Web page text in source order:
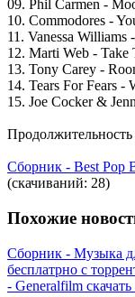
09. Phil Carmen -
10. Commodores -
11. Vanessa Williams
12. Marti Web -
13. Tony Carey -
14. Tears For Fears -
15. Joe Cocker &
Сборник - Best Pop
(cкачиваний: 28)
Похожие
Сборник - Музыка
бесплатрно с
- Generalfilm